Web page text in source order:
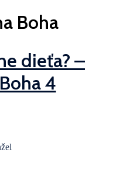
Boha
dieťa? –
4